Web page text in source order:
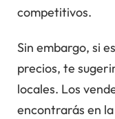
competitivos.
Sin embargo, si
precios, te
locales. Los
encontrarás en